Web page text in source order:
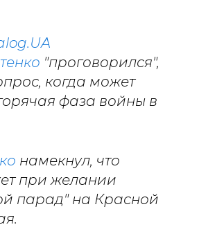
"проговорился",
когда может
фаза войны в
намекнул, что
при желании
парад" на Красной